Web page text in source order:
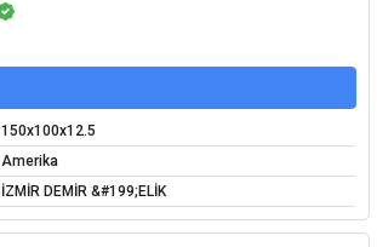
150x100x12.5
Amerika
İZMİR DEMİR &#199;ELİK